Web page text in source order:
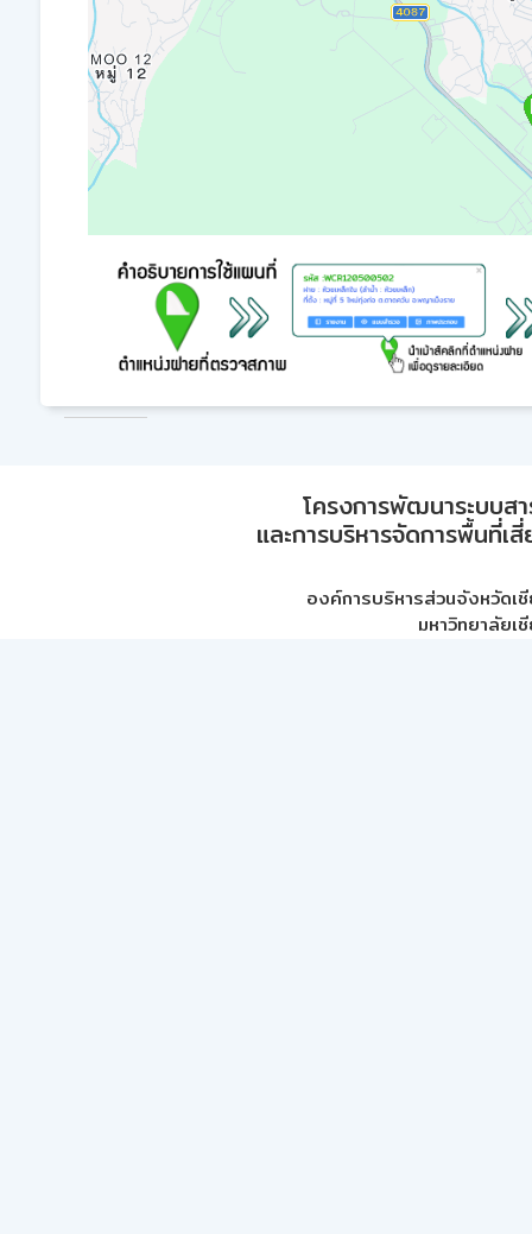
โครงการพัฒนาระบบส
และการบริหารจัดการพื้นที่เ
องค์การบริหารส่วนจังหวัดเ
มหาวิทยาลัยเ